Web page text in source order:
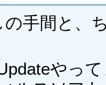
の手間と、
やっ